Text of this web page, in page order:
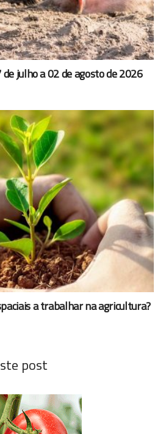
julho a 02 de agosto de 2026
a trabalhar na agricultura?
post